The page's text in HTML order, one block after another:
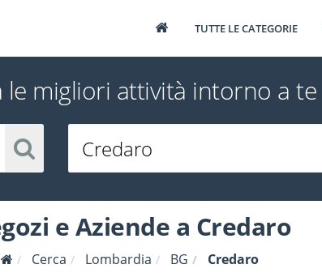
TUTTE LE CATEGORIE
le migliori attività intorno a te
e Aziende a Credaro
Cerca Lombardia BG Credaro